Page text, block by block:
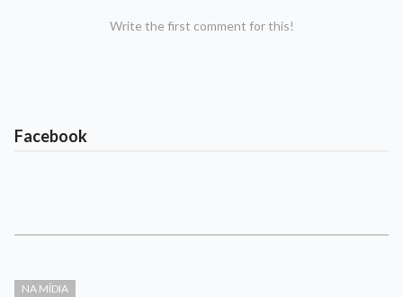
Write the first comment for this!
Facebook
NA MÍDIA